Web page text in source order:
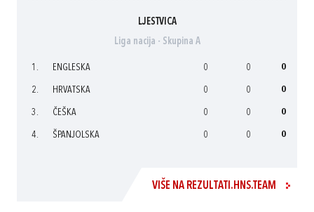
LJESTVICA
Liga nacija - Skupina A
1. ENGLESKA 0 0 0
2. HRVATSKA 0 0 0
3. ČEŠKA 0 0 0
4. ŠPANJOLSKA 0 0 0
VIŠE NA REZULTATI.HNS.TEAM